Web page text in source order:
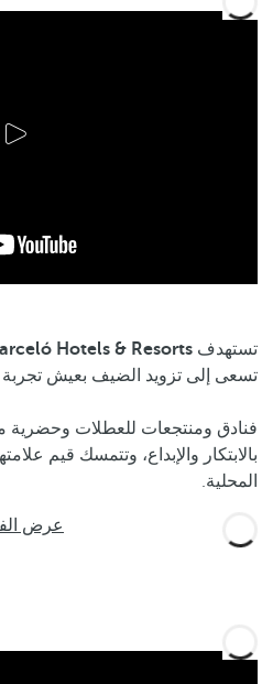
تستهدف Hotels & Resorts
تسعى إلى تزويد الضيف بعيش
فنادق ومنتجعات للعطلات
بالابتكار والإبداع، وتتمسك قيم
المحلية.
عرض